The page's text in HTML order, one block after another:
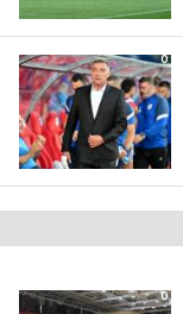
0
0